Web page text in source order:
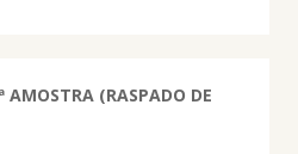
AMOSTRA (RASPADO DE